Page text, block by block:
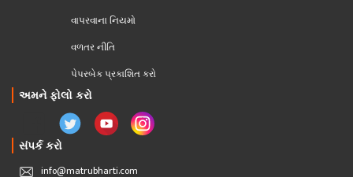
વાપરવાના નિયમો
વળતર નીતિ
પેપરબેક પ્રકાશિત કરો
અમને ફોલો કરો
સંપર્ક કરો
info@matrubharti.com